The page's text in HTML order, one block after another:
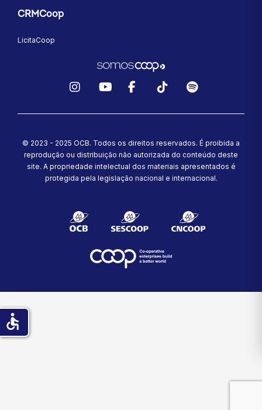
CRMCoop
LicitaCoop
© 2023 - 2025 OCB. Todos os direitos reservados. É proibida a
reprodução ou distribuição não autorizada do conteúdo deste
site. A propriedade intelectual dos materiais apresentados é
protegida pela legislação nacional e internacional.
accessible